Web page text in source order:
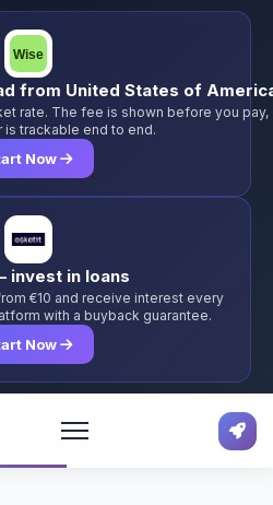
from United States of
rate. The fee is shown before you pay,
is trackable end to end.
Now
invest in loans
€10 and receive interest every
with a buyback guarantee.
Now